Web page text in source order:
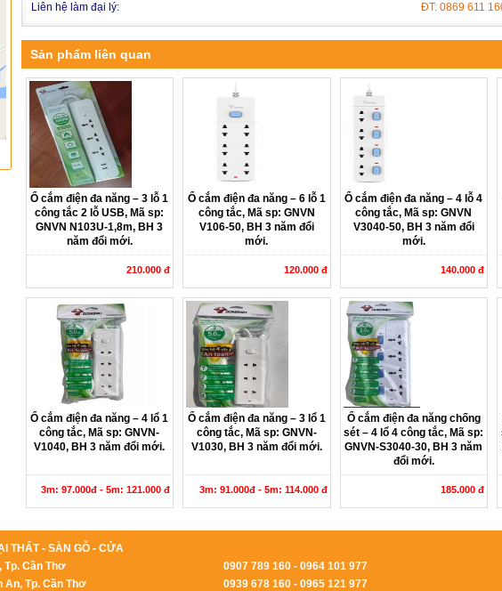
Liên hệ làm đại lý:
ĐT: 0869 611
Sản phẩm liên quan
Ổ cắm điện đa năng – 3 lỗ 1
công tắc 2 lỗ USB, Mã sp:
GNVN N103U-1,8m, BH 3
năm đổi mới.
210.000 đ
Ổ cắm điện đa năng – 6 lỗ 1
công tắc, Mã sp: GNVN
V106-50, BH 3 năm đổi
mới.
120.000 đ
Ổ cắm điện đa năng – 4 lỗ 4
công tắc, Mã sp: GNVN
V3040-50, BH 3 năm đổi
mới.
140.000 đ
Ổ cắm điện đa năng – 4 lổ 1
công tắc, Mã sp: GNVN-
V1040, BH 3 năm đổi mới.
3m: 97.000đ - 5m: 121.000 đ
Ổ cắm điện đa năng – 3 lổ 1
công tắc, Mã sp: GNVN-
V1030, BH 3 năm đổi mới.
3m: 91.000đ - 5m: 114.000 đ
Ổ cắm điện đa năng chống
sét – 4 lổ 4 công tắc, Mã sp:
GNVN-S3040-30, BH 3 năm
đổi mới.
185.000 đ
THẤT - SÀN GỖ - CỬA
Tp. Cần Thơ
0907 789 160 - 0964 101 977
An, Tp. Cần Thơ
0939 678 160 - 0965 121 977